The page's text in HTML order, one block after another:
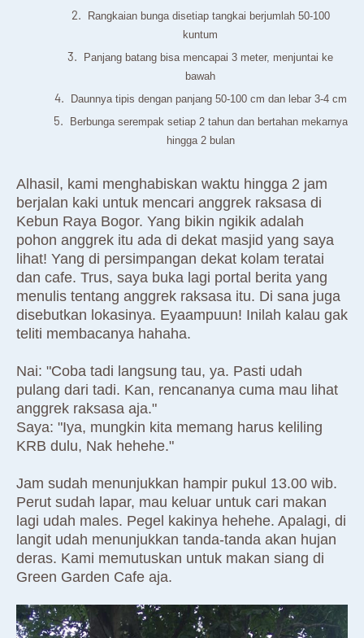
Rangkaian bunga disetiap tangkai berjumlah 50-100
kuntum
Panjang batang bisa mencapai 3 meter, menjuntai ke
bawah
Daunnya tipis dengan panjang 50-100 cm dan lebar 3-4 cm
Berbunga serempak setiap 2 tahun dan bertahan mekarnya
hingga 2 bulan
Alhasil, kami menghabiskan waktu hingga 2 jam
berjalan kaki untuk mencari anggrek raksasa di
Kebun Raya Bogor. Yang bikin ngikik adalah
pohon anggrek itu ada di dekat masjid yang saya
lihat! Yang di persimpangan dekat kolam teratai
dan cafe. Trus, saya buka lagi portal berita yang
menulis tentang anggrek raksasa itu. Di sana juga
disebutkan lokasinya. Eyaampuun! Inilah kalau gak
teliti membacanya hahaha.
Nai: "Coba tadi langsung tau, ya. Pasti udah
pulang dari tadi. Kan, rencananya cuma mau lihat
anggrek raksasa aja."
Saya: "Iya, mungkin kita memang harus keliling
KRB dulu, Nak hehehe."
Jam sudah menunjukkan hampir pukul 13.00 wib.
Perut sudah lapar, mau keluar untuk cari makan
lagi udah males. Pegel kakinya hehehe. Apalagi, di
langit udah menunjukkan tanda-tanda akan hujan
deras. Kami memutuskan untuk makan siang di
Green Garden Cafe aja.